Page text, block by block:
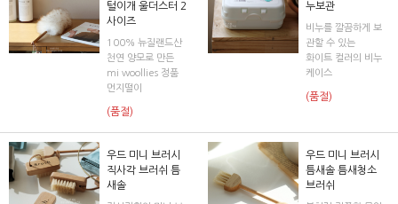
털이개 울더스터 2
사이즈
100% 뉴질랜드산
천연 양모로 만든
mi woollies 정품
먼지떨이
(품절)
누보관
비누를 깔끔하게 보
관할 수 있는
화이트 컬러의 비누
케이스
(품절)
우드 미니 브러시
직사각 브러쉬 틈
새솔
우드 미니 브러시
틈새솔 틈새청소
브러쉬